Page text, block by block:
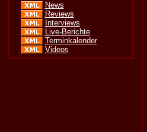
News
Reviews
Interviews
Live-Berichte
Terminkalender
Videos